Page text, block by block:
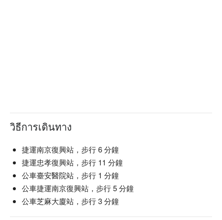
【獨創故事簡介】
一陣強風吹過，把一張拍立得吹到你面前，你反射性地抓著
它。
拍立得沒有完全顯影，但一個熟悉的身影卻在腦中浮現…
你忍不住驚呼：「天啊，這不是我最喜歡的阿瑪嗎？！」
阿瑪嚴肅地看著你說：「大事不妙！朕所珍藏的『皮克雀兒』
(Picture)正在漸漸變成空白…」
วิธีการเดินทาง
捷運南京復興站，步行 6 分鐘
捷運忠孝復興站，步行 11 分鐘
公車臺安醫院站，步行 1 分鐘
公車捷運南京復興站，步行 5 分鐘
公車芝麻大廈站，步行 3 分鐘